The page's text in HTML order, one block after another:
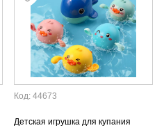
Код: 44673
Детская игрушка для купания